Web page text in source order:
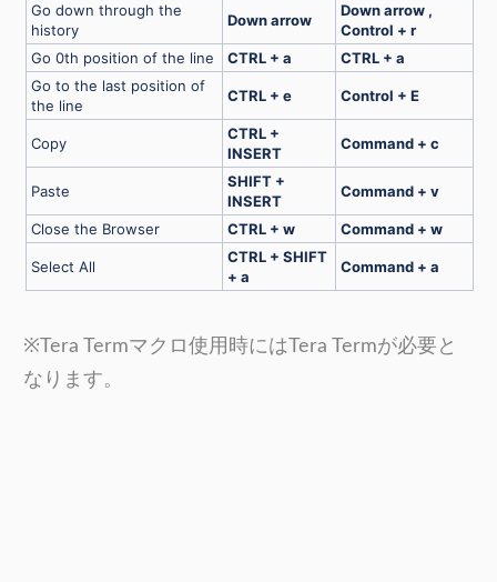
Go down through the
history
Down arrow
Down arrow ,
Control + r
Go 0th position of the line
CTRL + a
CTRL + a
Go to the last position of
the line
CTRL + e Control + E
Copy
CTRL +
INSERT
Command + c
Paste
SHIFT +
INSERT
Command + v
Close the Browser CTRL + w Command + w
Select All
CTRL + SHIFT
+ a
Command + a
※Tera Termマクロ使用時にはTera Termが必要と
なります。